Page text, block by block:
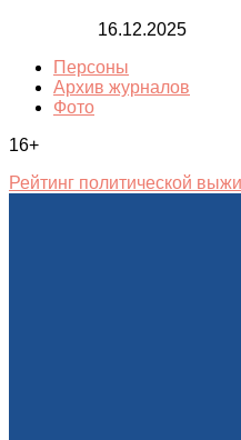
16.12.2025
Персоны
Архив журналов
Фото
16+
Рейтинг политической